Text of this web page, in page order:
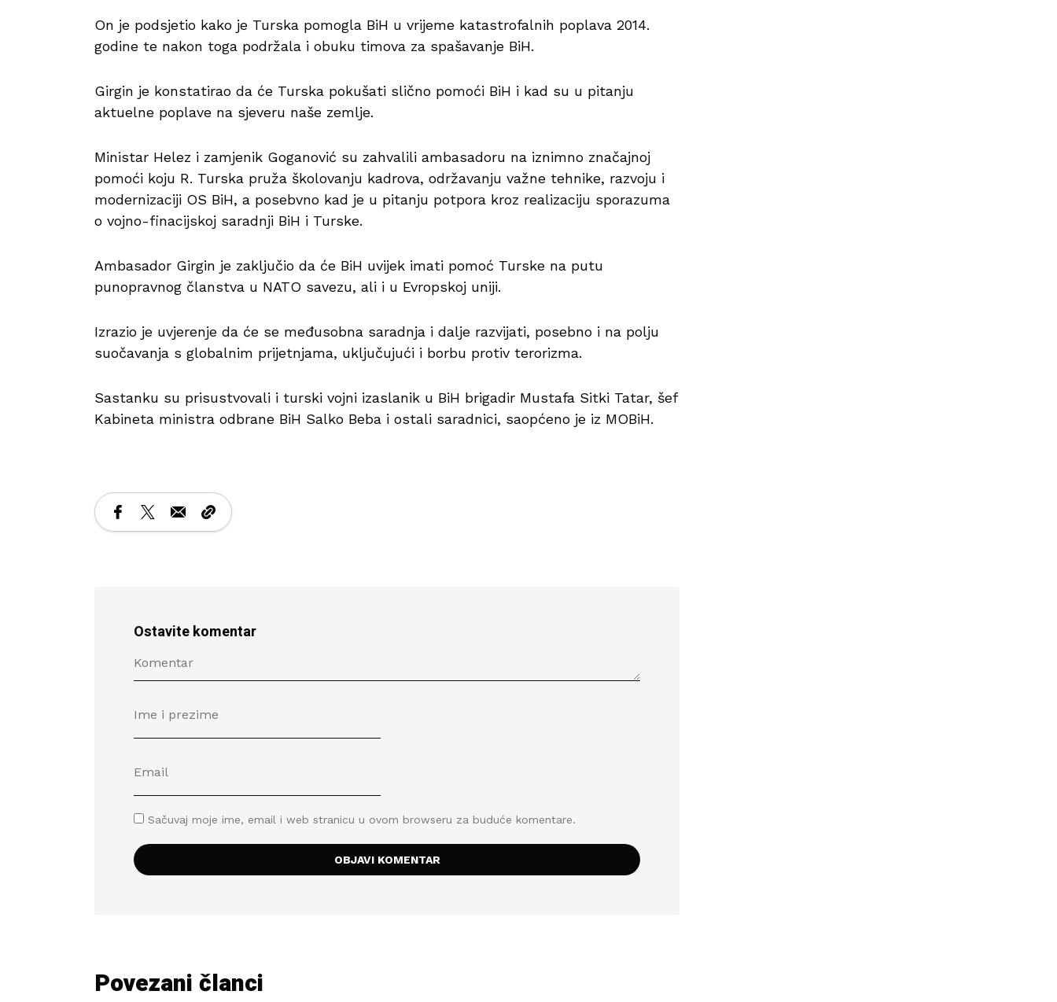
On je podsjetio kako je Turska pomogla BiH u vrijeme katastrofalnih poplava 2014.
godine te nakon toga podržala i obuku timova za spašavanje BiH.
Girgin je konstatirao da će Turska pokušati slično pomoći BiH i kad su u pitanju
aktuelne poplave na sjeveru naše zemlje.
Ministar Helez i zamjenik Goganović su zahvalili ambasadoru na iznimno značajnoj
pomoći koju R. Turska pruža školovanju kadrova, održavanju važne tehnike, razvoju i
modernizaciji OS BiH, a posebvno kad je u pitanju potpora kroz realizaciju sporazuma
o vojno-finacijskoj saradnji BiH i Turske.
Ambasador Girgin je zaključio da će BiH uvijek imati pomoć Turske na putu
punopravnog članstva u NATO savezu, ali i u Evropskoj uniji.
Izrazio je uvjerenje da će se međusobna saradnja i dalje razvijati, posebno i na polju
suočavanja s globalnim prijetnjama, uključujući i borbu protiv terorizma.
Sastanku su prisustvovali i turski vojni izaslanik u BiH brigadir Mustafa Sitki Tatar, šef
Kabineta ministra odbrane BiH Salko Beba i ostali saradnici, saopćeno je iz MOBiH.
Ostavite komentar
Sačuvaj moje ime, email i web stranicu u ovom browseru za buduće komentare.
Povezani članci